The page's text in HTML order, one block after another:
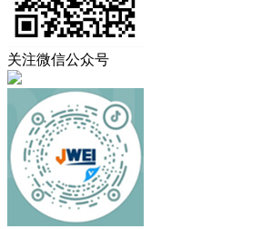
关注微信公众号